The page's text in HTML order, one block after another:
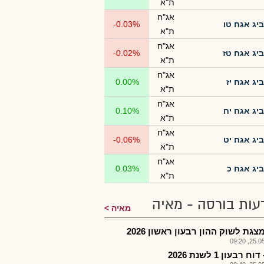
ת"א
ביג אגח טו
אג"ח
ת"א
-0.03%
ביג אגח טז
אג"ח
ת"א
-0.02%
ביג אגח יז
אג"ח
ת"א
0.00%
ביג אגח יח
אג"ח
ת"א
0.10%
ביג אגח יט
אג"ח
ת"א
-0.06%
ביג אגח כ
אג"ח
ת"א
0.03%
בורסה - מאיה מאיה
לשוק ההון רבעון ראשון 2026
רבעון 1 לשנת 2026